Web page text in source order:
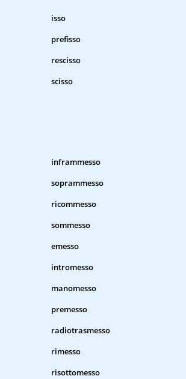
isso
prefisso
rescisso
scisso
inframmesso
soprammesso
ricommesso
sommesso
emesso
intromesso
manomesso
premesso
radiotrasmesso
rimesso
risottomesso